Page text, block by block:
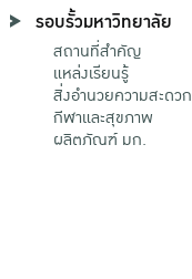
รอบรั้วมหาวิทยาลัย
สถานที่สำคัญ
แหล่งเรียนรู้
สิ่งอำนวยความสะดวก
กีฬาและสุขภาพ
ผลิตภัณฑ์ มก.